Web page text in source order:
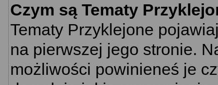
Czym są Tematy
Tematy Przyklejone
na pierwszej jego stronie.
możliwości powinieneś je